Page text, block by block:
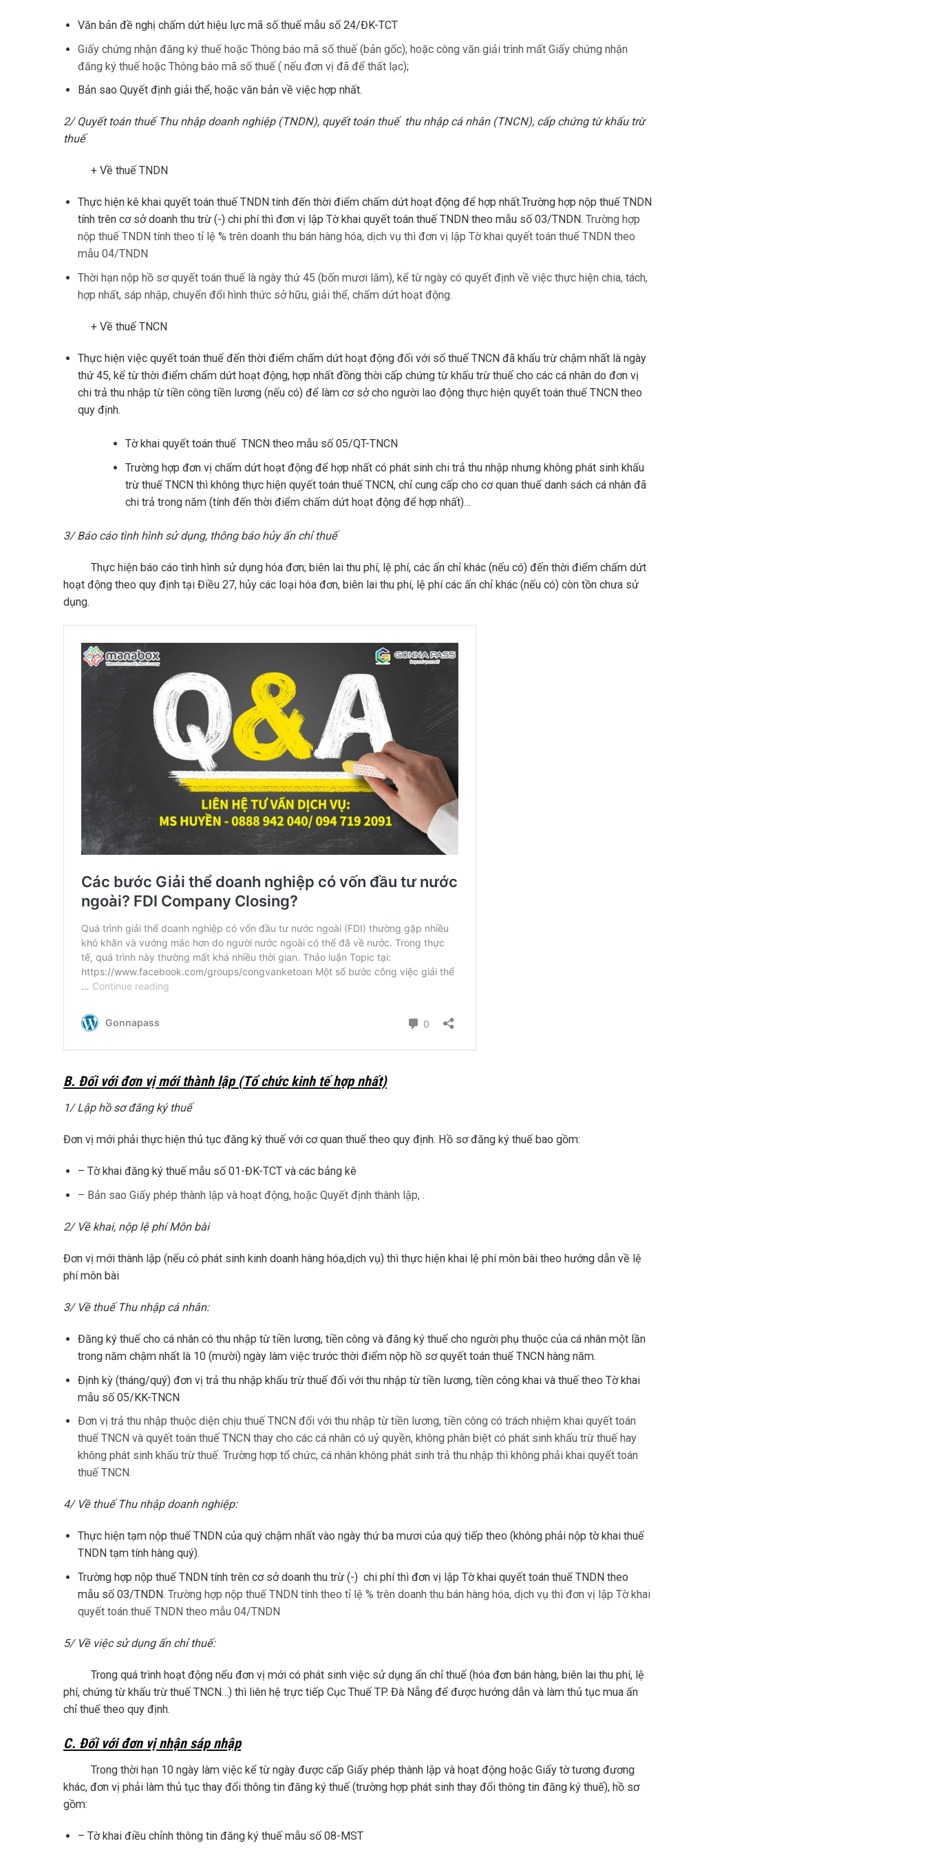
Văn bản đề nghị chấm dứt hiệu lực mã số thuế mẫu số 24/ĐK-TCT
Giấy chứng nhận đăng ký thuế hoặc Thông báo mã số thuế (bản gốc); hoặc công văn giải trình mất Giấy chứng nhận
đăng ký thuế hoặc Thông báo mã số thuế ( nếu đơn vị đã để thất lạc);
Bản sao Quyết định giải thể, hoặc văn bản về việc hợp nhất.
2/ Quyết toán thuế Thu nhập doanh nghiệp (TNDN), quyết toán thuế thu nhập cá nhân (TNCN), cấp chứng từ khấu trừ
thuế
+ Về thuế TNDN
Thực hiện kê khai quyết toán thuế TNDN tính đến thời điểm chấm dứt hoạt động để hợp nhất.Trường hợp nộp thuế TNDN
tính trên cơ sở doanh thu trừ (-) chi phí thì đơn vị lập Tờ khai quyết toán thuế TNDN theo mẫu số 03/TNDN. Trường hợp
nộp thuế TNDN tính theo tỉ lệ % trên doanh thu bán hàng hóa, dịch vụ thì đơn vị lập Tờ khai quyết toán thuế TNDN theo
mẫu 04/TNDN
Thời hạn nộp hồ sơ quyết toán thuế là ngày thứ 45 (bốn mươi lăm), kể từ ngày có quyết định về việc thực hiện chia, tách,
hợp nhất, sáp nhập, chuyển đổi hình thức sở hữu, giải thể, chấm dứt hoạt động.
+ Về thuế TNCN
Thực hiện việc quyết toán thuế đến thời điểm chấm dứt hoạt động đối với số thuế TNCN đã khấu trừ chậm nhất là ngày
thứ 45, kể từ thời điểm chấm dứt hoạt động, hợp nhất đồng thời cấp chứng từ khấu trừ thuế cho các cá nhân do đơn vị
chi trả thu nhập từ tiền công tiền lương (nếu có) để làm cơ sở cho người lao động thực hiện quyết toán thuế TNCN theo
quy định.
Tờ khai quyết toán thuế TNCN theo mẫu số 05/QT-TNCN
Trường hợp đơn vị chấm dứt hoạt động để hợp nhất có phát sinh chi trả thu nhập nhưng không phát sinh khấu
trừ thuế TNCN thì không thực hiện quyết toán thuế TNCN, chỉ cung cấp cho cơ quan thuế danh sách cá nhân đã
chi trả trong năm (tính đến thời điểm chấm dứt hoạt động để hợp nhất)…
3/ Báo cáo tình hình sử dụng, thông báo hủy ấn chỉ thuế
Thực hiện báo cáo tình hình sử dụng hóa đơn; biên lai thu phí, lệ phí, các ấn chỉ khác (nếu có) đến thời điểm chấm dứt
hoạt động theo quy định tại Điều 27, hủy các loại hóa đơn, biên lai thu phí, lệ phí các ấn chỉ khác (nếu có) còn tồn chưa sử
dụng.
B. Đối với đơn vị mới thành lập (Tổ chức kinh tế hợp nhất)
1/ Lập hồ sơ đăng ký thuế
Đơn vị mới phải thực hiện thủ tục đăng ký thuế với cơ quan thuế theo quy định. Hồ sơ đăng ký thuế bao gồm:
– Tờ khai đăng ký thuế mẫu số 01-ĐK-TCT và các bảng kê
– Bản sao Giấy phép thành lập và hoạt động, hoặc Quyết định thành lập, .
2/ Về khai, nộp lệ phí Môn bài
Đơn vị mới thành lập (nếu có phát sinh kinh doanh hàng hóa,dịch vụ) thì thực hiện khai lệ phí môn bài theo hướng dẫn về lệ
phí môn bài
3/ Về thuế Thu nhập cá nhân:
Đăng ký thuế cho cá nhân có thu nhập từ tiền lương, tiền công và đăng ký thuế cho người phụ thuộc của cá nhân một lần
trong năm chậm nhất là 10 (mười) ngày làm việc trước thời điểm nộp hồ sơ quyết toán thuế TNCN hàng năm.
Định kỳ (tháng/quý) đơn vị trả thu nhập khấu trừ thuế đối với thu nhập từ tiền lương, tiền công khai và thuế theo Tờ khai
mẫu số 05/KK-TNCN
Đơn vị trả thu nhập thuộc diện chịu thuế TNCN đối với thu nhập từ tiền lương, tiền công có trách nhiệm khai quyết toán
thuế TNCN và quyết toán thuế TNCN thay cho các cá nhân có uỷ quyền, không phân biệt có phát sinh khấu trừ thuế hay
không phát sinh khấu trừ thuế. Trường hợp tổ chức, cá nhân không phát sinh trả thu nhập thì không phải khai quyết toán
thuế TNCN.
4/ Về thuế Thu nhập doanh nghiệp:
Thực hiện tạm nộp thuế TNDN của quý chậm nhất vào ngày thứ ba mươi của quý tiếp theo (không phải nộp tờ khai thuế
TNDN tạm tính hàng quý).
Trường hợp nộp thuế TNDN tính trên cơ sở doanh thu trừ (-) chi phí thì đơn vị lập Tờ khai quyết toán thuế TNDN theo
mẫu số 03/TNDN. Trường hợp nộp thuế TNDN tính theo tỉ lệ % trên doanh thu bán hàng hóa, dịch vụ thì đơn vị lập Tờ khai
quyết toán thuế TNDN theo mẫu 04/TNDN
5/ Về việc sử dụng ấn chỉ thuế:
Trong quá trình hoạt động nếu đơn vị mới có phát sinh việc sử dụng ấn chỉ thuế (hóa đơn bán hàng, biên lai thu phí, lệ
phí, chứng từ khấu trừ thuế TNCN…) thì liên hệ trực tiếp Cục Thuế TP. Đà Nẵng để được hướng dẫn và làm thủ tục mua ấn
chỉ thuế theo quy định.
C. Đối với đơn vị nhận sáp nhập
Trong thời hạn 10 ngày làm việc kể từ ngày được cấp Giấy phép thành lập và hoạt động hoặc Giấy tờ tương đương
khác, đơn vị phải làm thủ tục thay đổi thông tin đăng ký thuế (trường hợp phát sinh thay đổi thông tin đăng ký thuế), hồ sơ
gồm:
– Tờ khai điều chỉnh thông tin đăng ký thuế mẫu số 08-MST